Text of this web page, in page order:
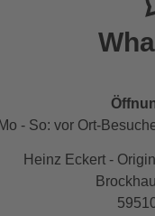
Mo - So: vor Ort-
Heinz Eckert -